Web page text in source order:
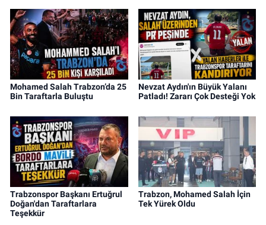
Mohamed Salah Trabzon’da 25
Bin Taraftarla Buluştu
Nevzat Aydın'ın Büyük Yalanı
Patladı! Zararı Çok Desteği Yok
Trabzonspor Başkanı Ertuğrul
Doğan'dan Taraftarlara
Teşekkür
Trabzon, Mohamed Salah İçin
Tek Yürek Oldu